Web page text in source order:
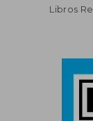
Libros